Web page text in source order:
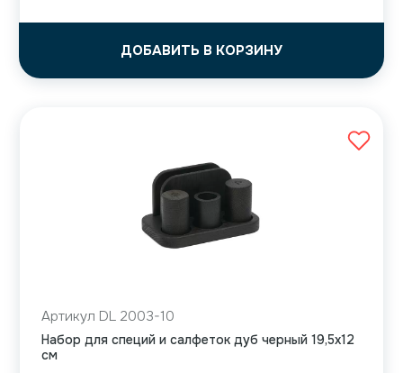
ДОБАВИТЬ В КОРЗИНУ
Артикул DL 2003-10
Набор для специй и салфеток дуб черный 19,5х12
см